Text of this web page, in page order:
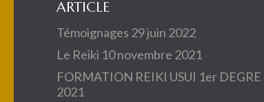
ARTICLE
Témoignages 29 juin 2022
Le Reiki 10 novembre 2021
FORMATION REIKI USUI 1er DEGRE
2021